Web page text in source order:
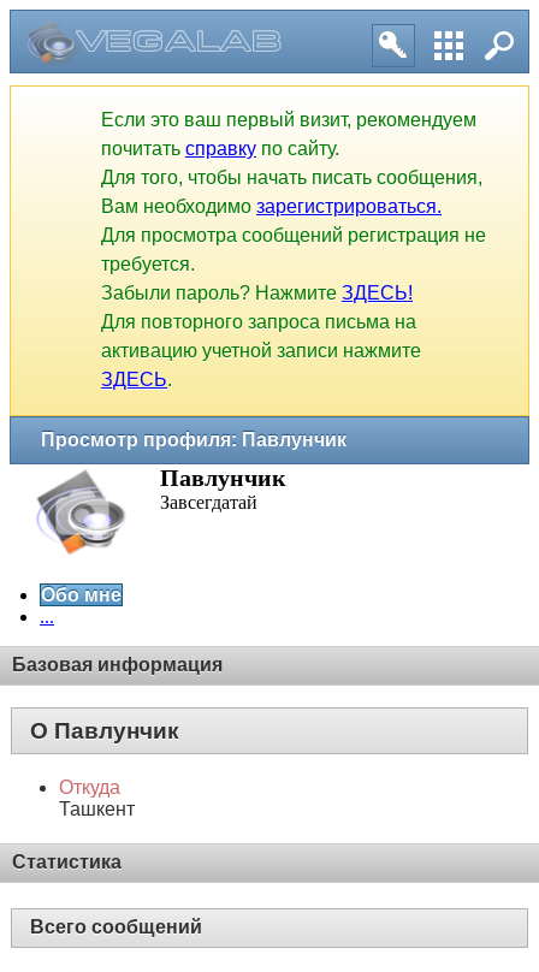
Если это ваш первый визит, рекомендуем
почитать справку по сайту.
Для того, чтобы начать писать сообщения,
Вам необходимо зарегистрироваться.
Для просмотра сообщений регистрация не
требуется.
Забыли пароль? Нажмите ЗДЕСЬ!
Для повторного запроса письма на
активацию учетной записи нажмите
ЗДЕСЬ.
Просмотр профиля: Павлунчик
Павлунчик
Завсегдатай
Обо мне
...
Базовая информация
О Павлунчик
Откуда
Ташкент
Статистика
Всего сообщений